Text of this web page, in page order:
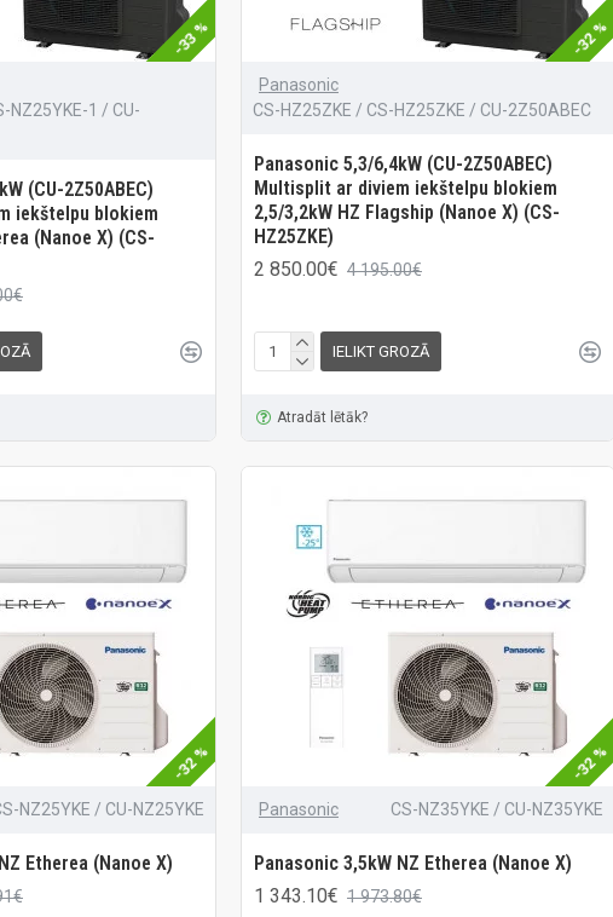
-33 %
NZ25YKE-1 / CU-
(CU-2Z50ABEC)
iekštelpu blokiem
(Nanoe X) (CS-
-32 %
Panasonic
CS-HZ25ZKE / CS-HZ25ZKE / CU-2Z50ABEC
Panasonic 5,3/6,4kW (CU-2Z50ABEC)
Multisplit ar diviem iekštelpu blokiem
2,5/3,2kW HZ Flagship (Nanoe X) (CS-
HZ25ZKE)
2 850.00€ 4 195.00€
IELIKT GROZĀ
Atradāt lētāk?
-32 %
NZ25YKE / CU-NZ25YKE
Etherea (Nanoe X)
-32 %
Panasonic CS-NZ35YKE / CU-NZ35YKE
Panasonic 3,5kW NZ Etherea (Nanoe X)
1 343.10€ 1 973.80€